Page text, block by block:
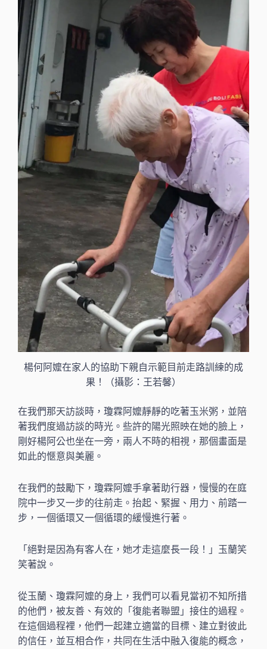
楊何阿嬤在家人的協助下親自示範目前走路訓練的成
果！（攝影：王若馨）
在我們那天訪談時，瓊霖阿嬤靜靜的吃著玉米粥，並陪
著我們度過訪談的時光。些許的陽光照映在她的臉上，
剛好楊阿公也坐在一旁，兩人不時的相視，那個畫面是
如此的愜意與美麗。
在我們的鼓勵下，瓊霖阿嬤手拿著助行器，慢慢的在庭
院中一步又一步的往前走。抬起、緊握、用力、前踏一
步，一個循環又一個循環的緩慢進行著。
「絕對是因為有客人在，她才走這麼長一段！」玉蘭笑
笑著說。
從玉蘭、瓊霖阿嬤的身上，我們可以看見當初不知所措
的他們，被友善、有效的「復能者聯盟」接住的過程。
在這個過程裡，他們一起建立適當的目標、建立對彼此
的信任，並互相合作，共同在生活中融入復能的概念，